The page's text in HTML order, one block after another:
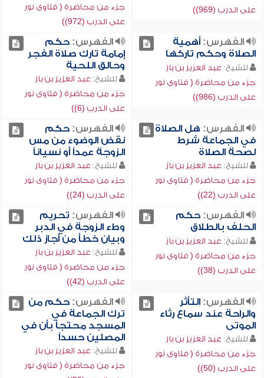
على الدرب (969))
جزء من محاضرة ( فتاوى نور
على الدرب (972))
الفهرس:أهمية
الصلاة وحكم تاركها
للشيخ: عبد العزيز بن باز
جزء من محاضرة ( فتاوى نور
على الدرب (986))
الفهرس:حكم
إمامة تارك صلاة الفجر
وحالق اللحية
للشيخ: عبد العزيز بن باز
جزء من محاضرة ( فتاوى نور
على الدرب (6))
الفهرس: هل الصلاة
في الجماعة شرط
لصحة الصلاة
للشيخ: عبد العزيز بن باز
جزء من محاضرة ( فتاوى نور
على الدرب (22))
الفهرس:حكم
نقض الوضوء من مس
الزوجة عمداً أو نسياناً
للشيخ: عبد العزيز بن باز
جزء من محاضرة ( فتاوى نور
على الدرب (24))
الفهرس:حكم
الحلف بالطلاق
للشيخ: عبد العزيز بن باز
جزء من محاضرة ( فتاوى نور
على الدرب (38))
الفهرس: تحريم
وطء الزوجة في الدبر
وبيان خطأ من أجاز ذلك
للشيخ: عبد العزيز بن باز
جزء من محاضرة ( فتاوى نور
على الدرب (42))
الفهرس:التأثر
والراحة عند سماع رثاء
الموتى
للشيخ: عبد العزيز بن باز
جزء من محاضرة ( فتاوى نور
على الدرب (50))
الفهرس:حكم من
ترك الجماعة في
المسجد محتجاً بأن في
المصلين حسداً
للشيخ: عبد العزيز بن باز
جزء من محاضرة ( فتاوى نور